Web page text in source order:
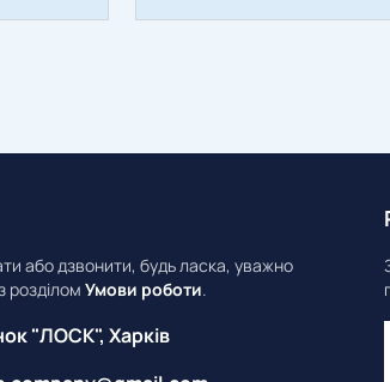
або дзвонити, будь ласка, уважно
розділомУмови роботи.
"ЛОСК", Харків